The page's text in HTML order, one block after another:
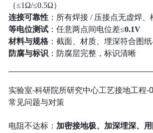
（≤1Ω/≤0.5Ω）
连接可靠性：所有焊接 / 压接点无虚焊、
等电位测试：任意两点间电位差≤0.1V
材料与规格：截面、材质、埋深符合图
防腐与标识：防腐层完整，标识清晰
实验室-科研院所研究中心工艺接地工程-
常见问题与对策
电阻不达标： 加密接地极、加深埋深、